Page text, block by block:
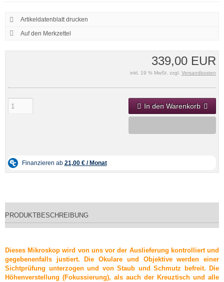
339,00 EUR
inkl. 19 % MwSt. zzgl. Versandkosten
In den Warenkorb
Artikeldatenblatt drucken
PRODUKTBESCHREIBUNG
Dieses Mikroskop wird von uns vor der Auslieferung kontrolliert und
gegebenenfalls justiert. Die Okulare und Objektive werden einer
Sichtprüfung unterzogen und von Staub und Schmutz befreit. Die
Höhenverstellung (Fokussierung), als auch der Kreuztisch und alle